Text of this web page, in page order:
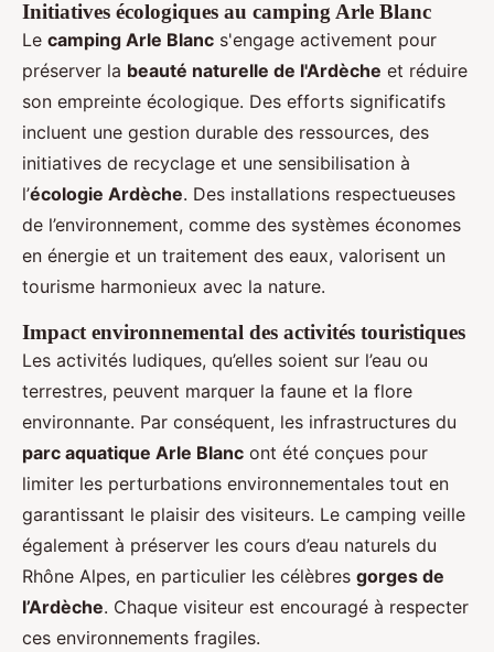
Initiatives écologiques au camping Arle Blanc
Le camping Arle Blanc s'engage activement pour
préserver la beauté naturelle de l'Ardèche et réduire
son empreinte écologique. Des efforts significatifs
incluent une gestion durable des ressources, des
initiatives de recyclage et une sensibilisation à
l’écologie Ardèche. Des installations respectueuses
de l’environnement, comme des systèmes économes
en énergie et un traitement des eaux, valorisent un
tourisme harmonieux avec la nature.
Impact environnemental des activités touristiques
Les activités ludiques, qu’elles soient sur l’eau ou
terrestres, peuvent marquer la faune et la flore
environnante. Par conséquent, les infrastructures du
parc aquatique Arle Blanc ont été conçues pour
limiter les perturbations environnementales tout en
garantissant le plaisir des visiteurs. Le camping veille
également à préserver les cours d’eau naturels du
Rhône Alpes, en particulier les célèbres gorges de
l’Ardèche. Chaque visiteur est encouragé à respecter
ces environnements fragiles.